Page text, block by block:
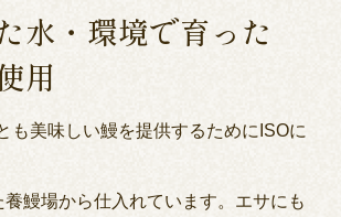
水・環境で育った
用
も美味しい鰻を提供するためにISOに
鰻場から仕入れています。エサにも